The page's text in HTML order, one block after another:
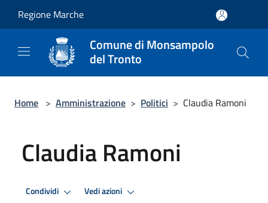
Regione Marche
Comune di Monsampolo
del Tronto
Home > Amministrazione > Politici > Claudia Ramoni
Claudia Ramoni
Condividi Vedi azioni